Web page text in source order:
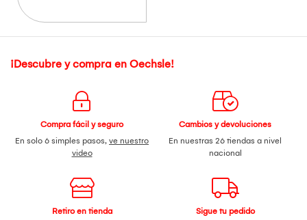
¡Descubre y compra en Oechsle!
Compra fácil y seguro
En solo 6 simples pasos, ve nuestro
video
Cambios y devoluciones
En nuestras 26 tiendas a nivel
nacional
Retiro en tienda
Sigue tu pedido